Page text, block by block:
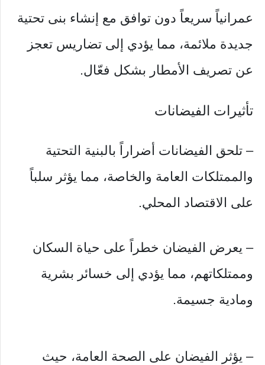
عمرانياً سريعاً دون توافق مع إنشاء بنى تحتية
جديدة ملائمة، مما يؤدي إلى تضاريس تعجز
عن تصريف الأمطار بشكل فعّال.
تأثيرات الفيضانات
– تلحق الفيضانات أضراراً بالبنية التحتية
والممتلكات العامة والخاصة، مما يؤثر سلباً
على الاقتصاد المحلي.
– يعرض الفيضان خطراً على حياة السكان
وممتلكاتهم، مما يؤدي إلى خسائر بشرية
ومادية جسيمة.
– يؤثر الفيضان على الصحة العامة، حيث